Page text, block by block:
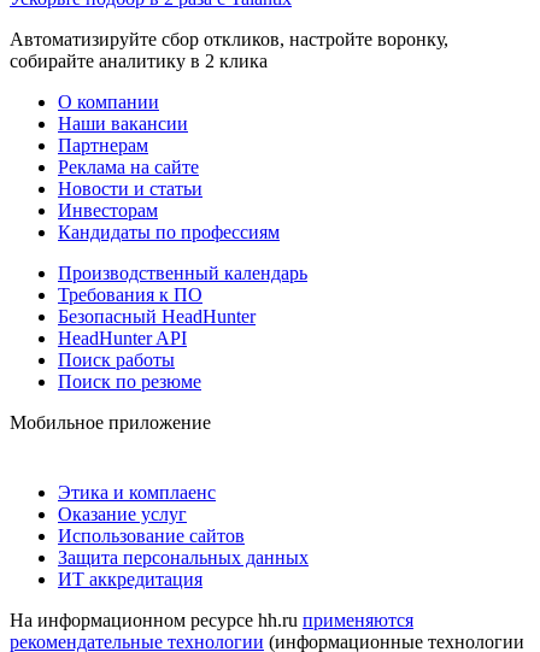
Автоматизируйте сбор откликов, настройте воронку,
собирайте аналитику в 2 клика
О компании
Наши вакансии
Партнерам
Реклама на сайте
Новости и статьи
Инвесторам
Кандидаты по профессиям
Производственный календарь
Требования к ПО
Безопасный HeadHunter
HeadHunter API
Поиск работы
Поиск по резюме
Мобильное приложение
Этика и комплаенс
Оказание услуг
Использование сайтов
Защита персональных данных
ИТ аккредитация
На информационном ресурсе hh.ru применяются
рекомендательные технологии (информационные технологии